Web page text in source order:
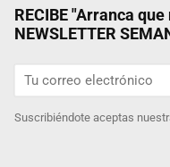
RECIBE "Arranca
NEWSLETTER
Suscribiéndote aceptas